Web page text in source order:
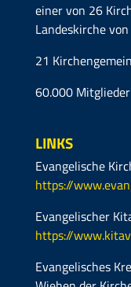
einer von 26
Landeskirche
21
60.000 Mitglieder
LINKS
Evangelische
https://
Evangelischer
https://
Evangelisches